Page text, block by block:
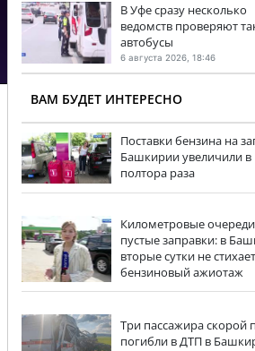
В Уфе сразу несколько
ведомств проверяют
автобусы
6 августа 2026, 18:46
ВАМ БУДЕТ ИНТЕРЕСНО
Поставки бензина на
Башкирии увеличили в
полтора раза
Километровые
пустые заправки: в
вторые сутки не стихает
бензиновый ажиотаж
Три пассажира
погибли в ДТП в